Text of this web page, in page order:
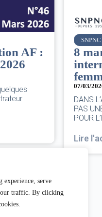
experience, serve
our traffic. By clicking
droits des
CE N’EST
JOURNÉE DE LUTTE